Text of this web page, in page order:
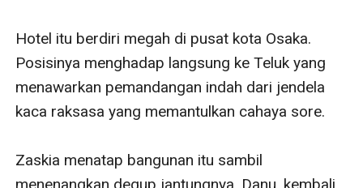
Hotel itu berdiri megah di pusat kota Osaka.
Posisinya menghadap langsung ke Teluk yang
menawarkan pemandangan indah dari jendela
kaca raksasa yang memantulkan cahaya sore.
Zaskia menatap bangunan itu sambil
menenangkan degup jantungnya. Danu, kembali